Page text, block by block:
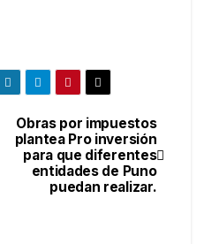
Obras por impuestos
plantea Pro inversión
para que diferentes
entidades de Puno
puedan realizar.